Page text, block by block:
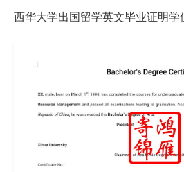
西华大学出国留学英文毕业证明学